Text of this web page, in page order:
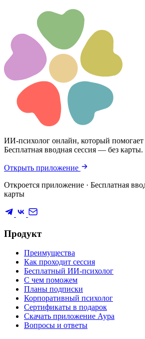
ИИ-психолог онлайн, который помогает
Бесплатная вводная сессия — без карты.
Открыть приложение
Откроется приложение · Бесплатная
карты
Продукт
Преимущества
Как проходит сессия
Бесплатный ИИ-психолог
С чем поможем
Планы подписки
Корпоративный психолог
Сертификаты в подарок
Скачать приложение Аура
Вопросы и ответы